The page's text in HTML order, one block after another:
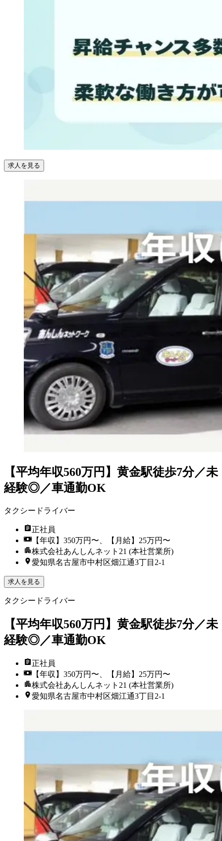
求人を見る
【平均年収560万円】黄金駅徒歩7分／未
経験◎／車通勤OK
タクシードライバー
正社員
【年収】350万円〜、【月給】25万円〜
株式会社あんしんネット21 (本社営業所)
愛知県名古屋市中村区畑江通3丁目2-1
求人を見る
タクシードライバー
【平均年収560万円】黄金駅徒歩7分／未
経験◎／車通勤OK
正社員
【年収】350万円〜、【月給】25万円〜
株式会社あんしんネット21 (本社営業所)
愛知県名古屋市中村区畑江通3丁目2-1